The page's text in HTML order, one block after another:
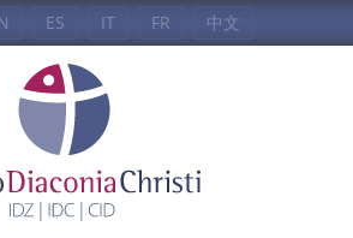
ES IT FR 中文